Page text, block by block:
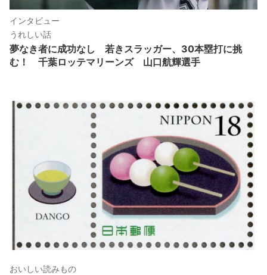
インタビュー
うれしい話
夢なき者に成功なし 若きスラッガー、30本塁打に挑
む！ 千葉ロッテマリーンズ 山口航輝選手
おいしい読みもの